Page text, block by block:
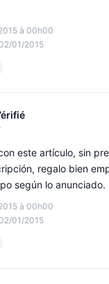
à 00h00
01/2015
à 00h00
01/2015
este artículo, sin
regalo bien
según lo anunciado.